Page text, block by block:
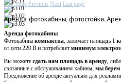
First page Previous Next Last page
Аренда фотокабины, фотостойки.
Аренда фотокабины
Фотокабина компактна, занимает площадь 1
от сети 220 В и потребляет минимум
Вы можете сдать нам площадь в аренду,
связанные с обслуживанием кабины, мы берем
Предложение об аренде актуально для